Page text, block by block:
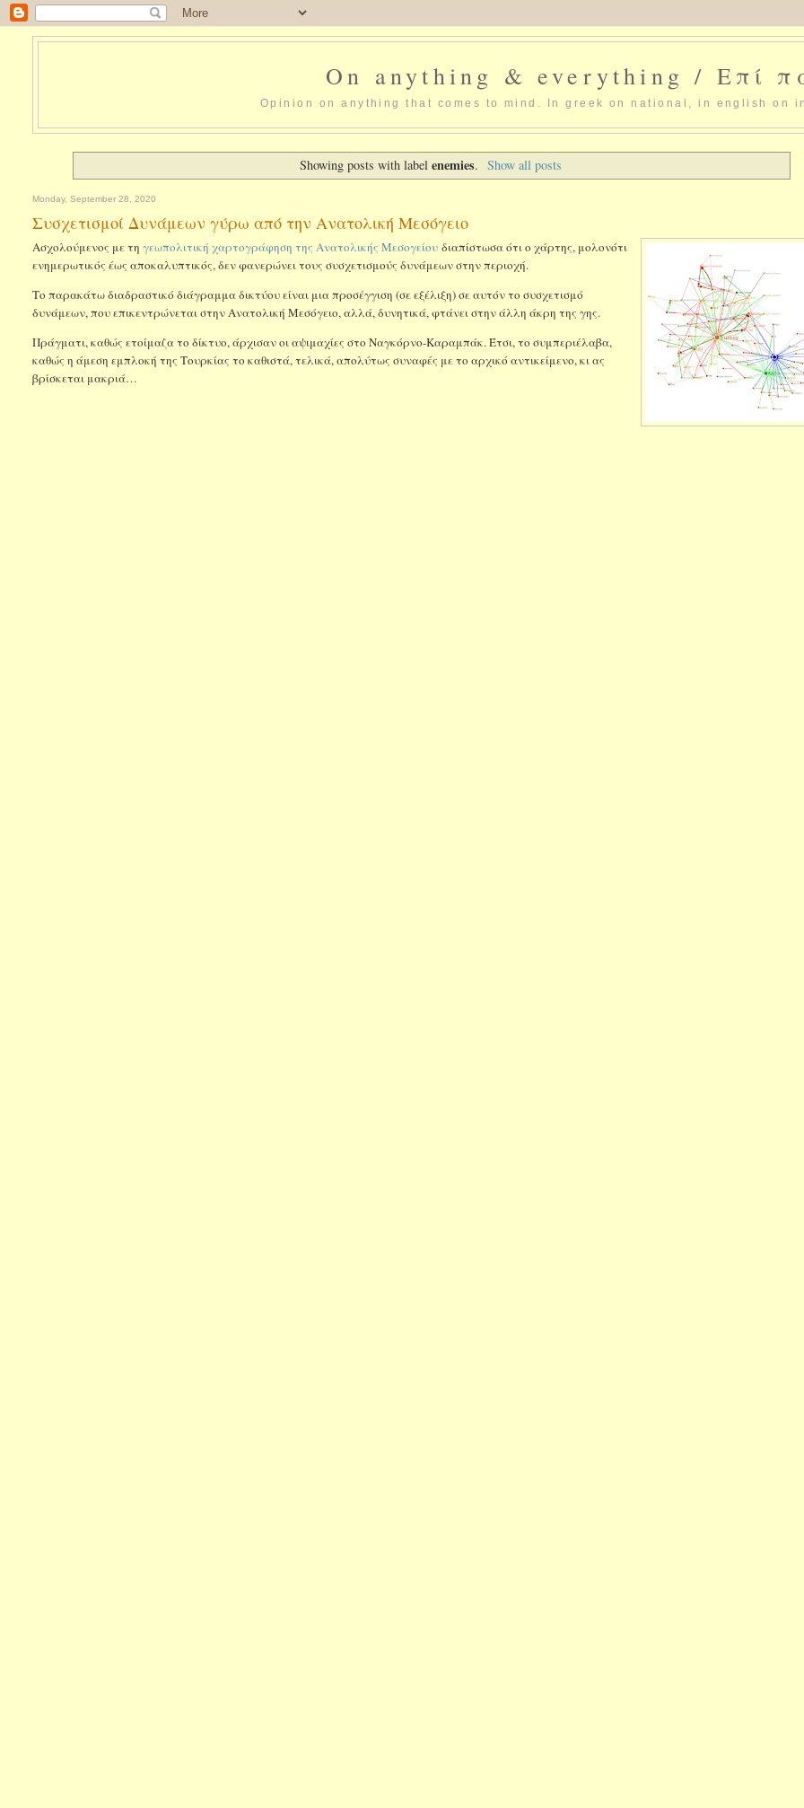
On anything & everything / Επί
Opinion on anything that comes to mind. In greek on national, in english on
Showing posts with labelenemies. Show all posts
Monday, September 28, 2020
Συσχετισμοί Δυνάμεων γύρω από την Ανατολική Μεσόγειο
Ασχολούμενος με τηγεωπολιτική χαρτογράφηση της Ανατολικής Μεσογείου διαπίστωσα ότι ο χάρτης, μολονότι
ενημερωτικός έως αποκαλυπτικός, δεν φανερώνει τους συσχετισμούς δυνάμεων στην περιοχή.
Το παρακάτω διαδραστικό διάγραμμα δικτύου είναι μια προσέγγιση (σε εξέλιξη) σε αυτόν το συσχετισμό
δυνάμεων, που επικεντρώνεται στην Ανατολική Μεσόγειο, αλλά, δυνητικά, φτάνει στην άλλη άκρη της γης.
Πράγματι, καθώς ετοίμαζα το δίκτυο, άρχισαν οι αψιμαχίες στο Ναγκόρνο-Καραμπάκ. Έτσι, το συμπεριέλαβα,
καθώς η άμεση εμπλοκή της Τουρκίας το καθιστά, τελικά, απολύτως συναφές με το αρχικό αντικείμενο, κι ας
βρίσκεται μακριά…